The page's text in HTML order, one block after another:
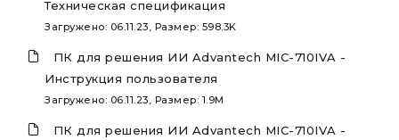
Техническая спецификация
Загружено: 06.11.23, Размер: 598.3K
ПК для решения ИИ Advantech MIC-710IVA -
Инструкция пользователя
Загружено: 06.11.23, Размер: 1.9M
ПК для решения ИИ Advantech MIC-710IVA -